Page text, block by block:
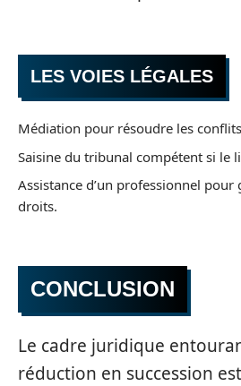
LES VOIES LÉGALES
Médiation pour résoudre les
Saisine du tribunal compétent si le
Assistance d’un professionnel
droits.
CONCLUSION
Le cadre juridique
réduction en succession